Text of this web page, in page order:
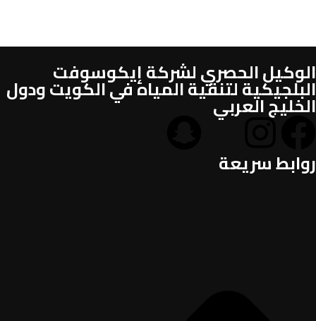
الوكيل الحصري لشركة إيكوسوفت
البلجيكية لتنقية المياه في الكويت ودول
الخليج العربي
روابط سريعة